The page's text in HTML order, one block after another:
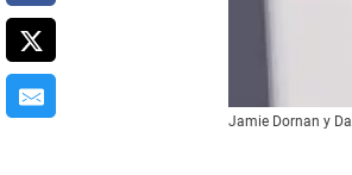
Jamie Dornan y